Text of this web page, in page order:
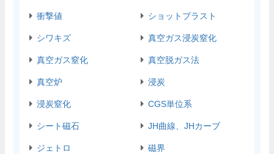
衝撃値 ショットブラスト
シワキズ 真空ガス浸炭窒化
真空ガス窒化 真空脱ガス法
真空炉 浸炭
浸炭窒化 CGS単位系
シート磁石 JH曲線、JHカーブ
ジェトロ 磁界